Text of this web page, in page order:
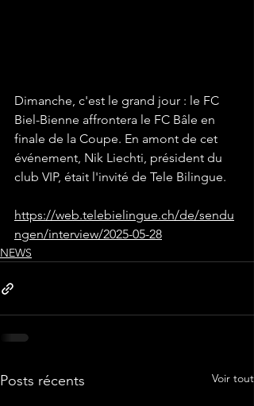
Dimanche, c'est le grand jour : le FC
Biel-Bienne affrontera le FC Bâle en
finale de la Coupe. En amont de cet
événement, Nik Liechti, président du
club VIP, était l'invité de Tele Bilingue.
https://web.telebielingue.ch/de/sendu
ngen/interview/2025-05-28
NEWS
Posts récents Voir tout